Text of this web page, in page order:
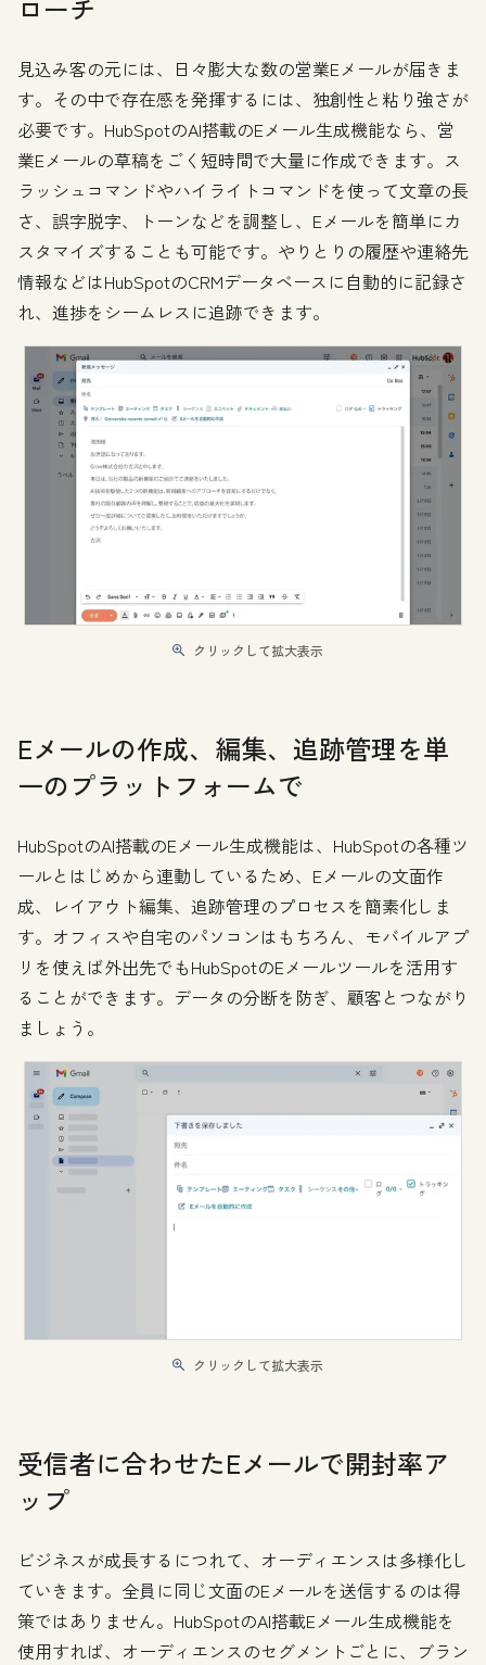
ローチ
見込み客の元には、日々膨大な数の営業Eメールが届きま
す。その中で存在感を発揮するには、独創性と粘り強さが
必要です。HubSpotのAI搭載のEメール生成機能なら、営
業Eメールの草稿をごく短時間で大量に作成できます。ス
ラッシュコマンドやハイライトコマンドを使って文章の長
さ、誤字脱字、トーンなどを調整し、Eメールを簡単にカ
スタマイズすることも可能です。やりとりの履歴や連絡先
情報などはHubSpotのCRMデータベースに自動的に記録さ
れ、進捗をシームレスに追跡できます。
クリックして拡大表示
Eメールの作成、編集、追跡管理を単
一のプラットフォームで
HubSpotのAI搭載のEメール生成機能は、HubSpotの各種ツ
ールとはじめから連動しているため、Eメールの文面作
成、レイアウト編集、追跡管理のプロセスを簡素化しま
す。オフィスや自宅のパソコンはもちろん、モバイルアプ
リを使えば外出先でもHubSpotのEメールツールを活用す
ることができます。データの分断を防ぎ、顧客とつながり
ましょう。
クリックして拡大表示
受信者に合わせたEメールで開封率ア
ップ
ビジネスが成長するにつれて、オーディエンスは多様化し
ていきます。全員に同じ文面のEメールを送信するのは得
策ではありません。HubSpotのAI搭載Eメール生成機能を
使用すれば、オーディエンスのセグメントごとに、ブラン